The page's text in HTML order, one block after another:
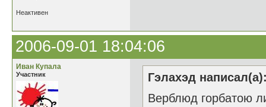
Неактивен
2006-09-01 18:04:06
Иван Купала
Участник
Гэлахэд
Верблюд горбатою